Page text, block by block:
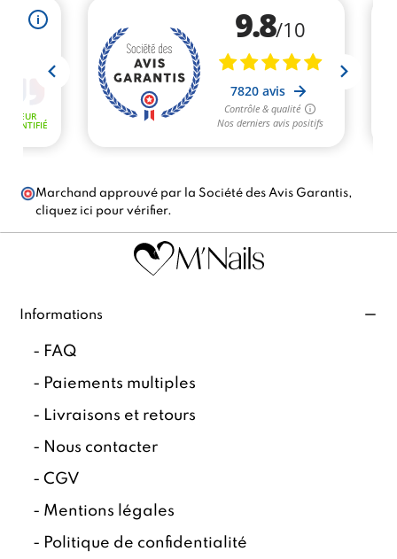
Marchand approuvé par la Société des Avis Garantis,
cliquez ici pour vérifier.
Informations
- FAQ
- Paiements multiples
- Livraisons et retours
- Nous contacter
-CGV
- Mentions légales
- Politique de confidentialité